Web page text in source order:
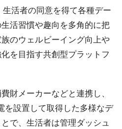
生活者の同意を得て各種デー
活習慣や趣向を多角的に把
のウェルビーイング向上や
を目指す共創型プラットフ
財メーカーなどと連携し、
を設置して取得した多様なデ
で、生活者は管理ダッシュ